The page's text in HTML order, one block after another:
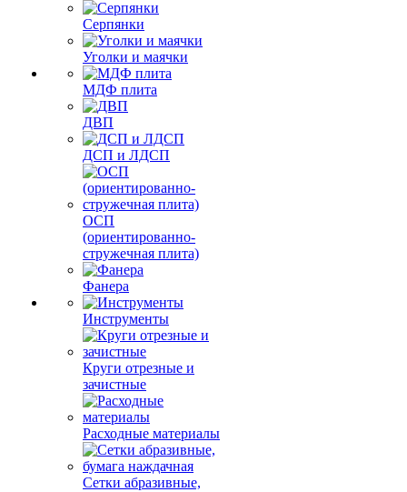
Серпянки
Уголки и маячки
МДФ плита
ДВП
ДСП и ЛДСП
ОСП
(ориентированно-
стружечная плита)
Фанера
Инструменты
Круги отрезные и
зачистные
Расходные материалы
Сетки абразивные,